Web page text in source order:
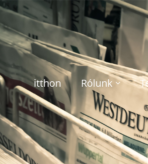
itthon Rólunk